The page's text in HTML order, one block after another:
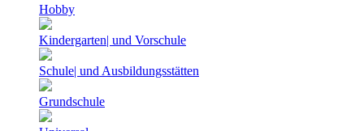
Hobby
Kindergarten| und Vorschule
Schule| und Ausbildungsstätten
Grundschule